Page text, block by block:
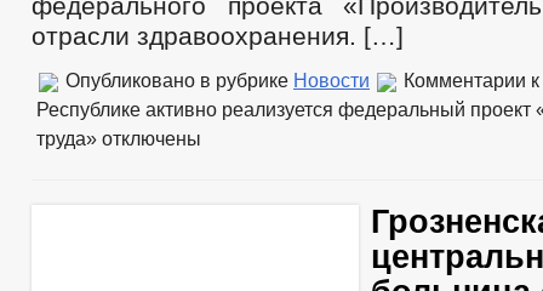
отрасли здравоохранения. […]
Опубликовано в рубрике Новости Комментарии
Республике активно реализуется федеральный проект
труда» отключены